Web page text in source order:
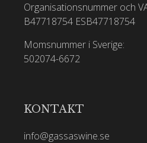
Organisationsnummer och
B47718754 ESB47718754
Momsnummer i Sverige:
502074-6672
KONTAKT
info@gassaswine.se